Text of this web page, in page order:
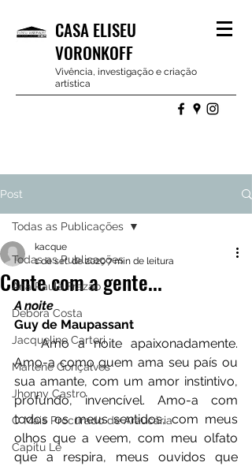
CASA ELISEU
VORONKOFF
Vivência, investigação e criação
artística
Post
Todas as Publicações
Ana Paula Frazão
Debora Costa
Jacqueline Carteri
Marlene Gonçalves
Jhonny Castro
O Mais Procurado de Araucária
Capitu Lê
Todas as Publicações
Conte com a gente...
kacque
1 de set. de 20207 min de leitura
A noite
Guy de Maupassant
Amo a noite apaixonadamente.
Amo-a como quem ama seu país ou
sua amante, com um amor instintivo,
profundo, invencível. Amo-a com
todos os meus sentidos, com meus
olhos que a veem, com meu olfato
que a respira, meus ouvidos que